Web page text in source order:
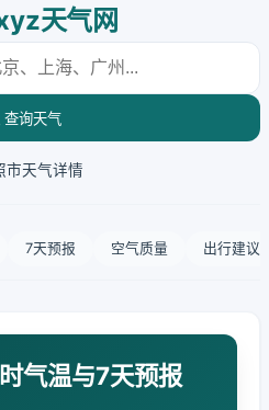
天气网
查询天气
市天气详情
7天预报 空气质量 出行建议
气温与7天预报